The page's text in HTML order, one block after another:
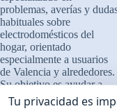
problemas, averías y
habituales sobre
electrodomésticos del
hogar, orientado
especialmente a usuarios
de Valencia y alrededores.
Su objetivo es ayudar a
comprender el
Tu privacidad es